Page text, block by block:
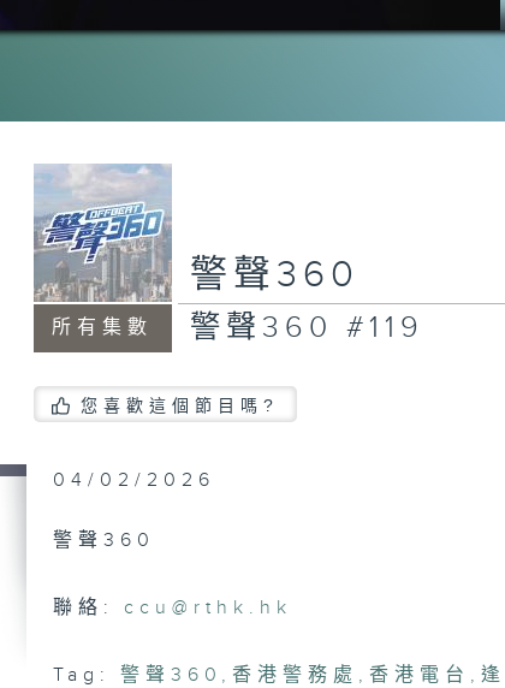
所有集數
警聲360
警聲360 #119
您喜歡這個節目嗎?
04/02/2026
警聲360
聯絡: ccu@rthk.hk
Tag: 警聲360 , 香港警務處 , 香港電台 ,